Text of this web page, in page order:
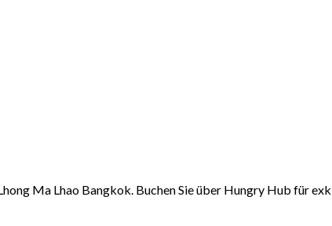
Ma Lhao Bangkok. Buchen Sie über Hungry Hub für